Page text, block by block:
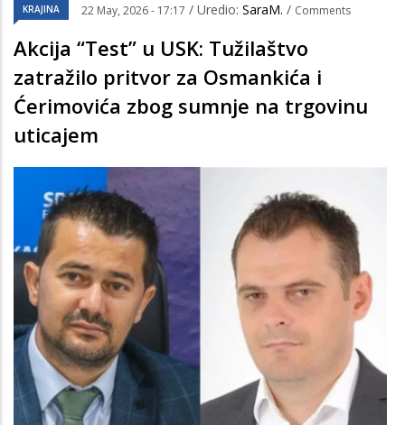
KRAJINA 22 May, 2026 - 17:17 / Uredio: SaraM. / Comments
Akcija “Test” u USK: Tužilaštvo
zatražilo pritvor za Osmankića i
Ćerimovića zbog sumnje na trgovinu
uticajem